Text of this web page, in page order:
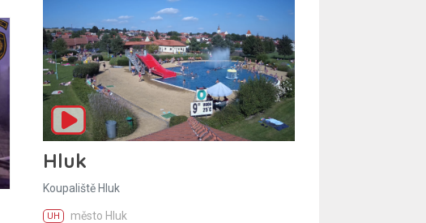
Hluk
Koupaliště Hluk
UH město Hluk